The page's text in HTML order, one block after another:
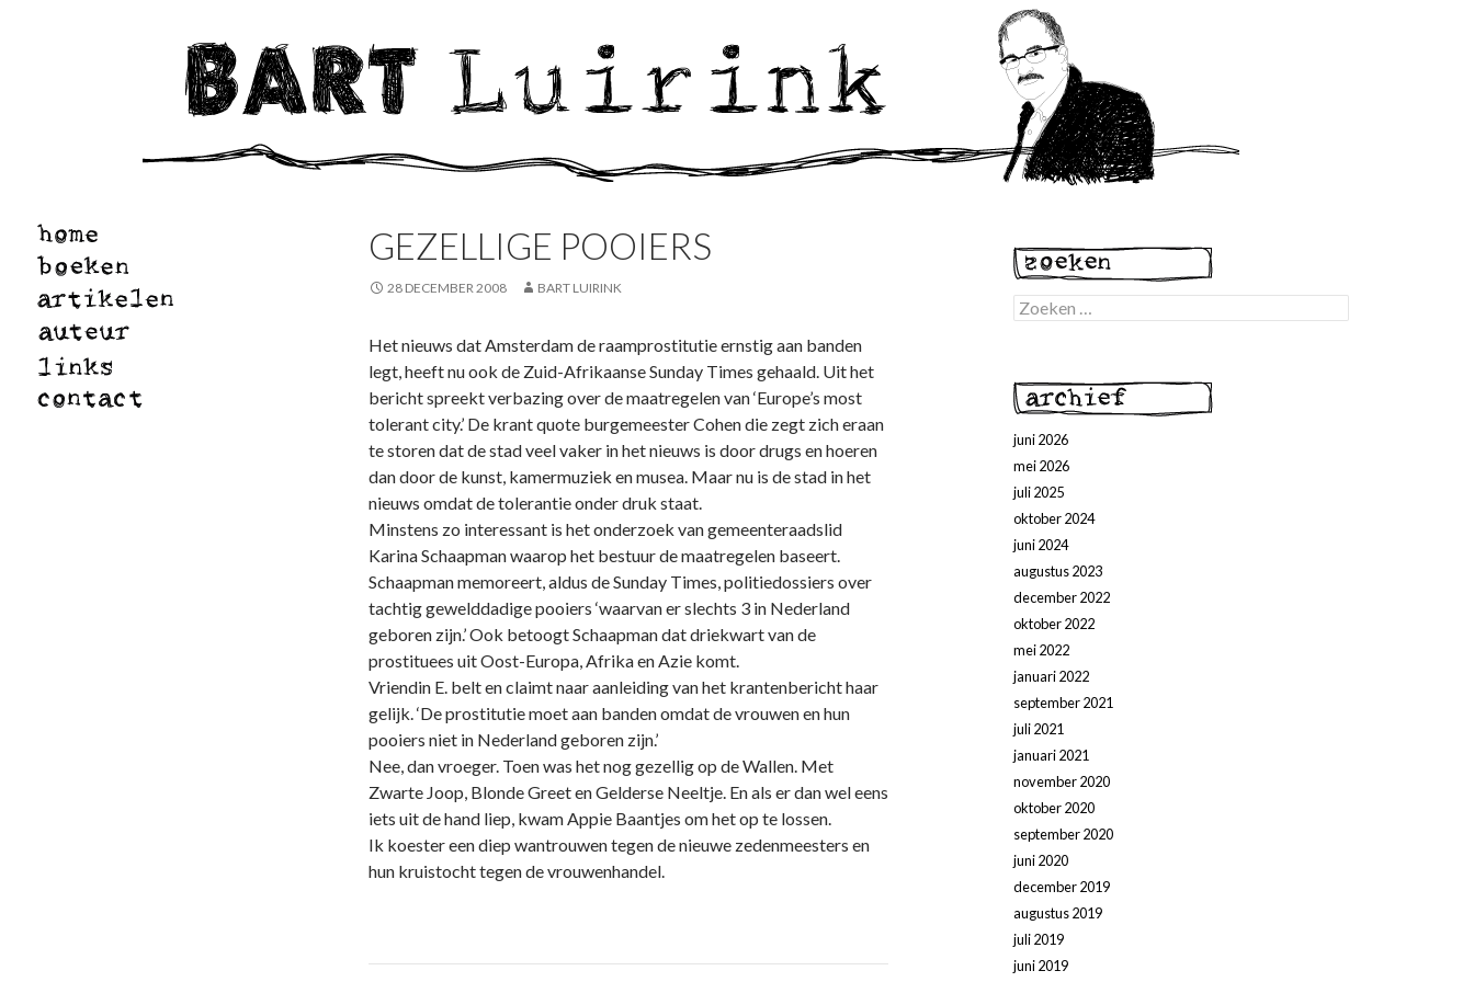
GEZELLIGE POOIERS
28 DECEMBER 2008 BART LUIRINK
Het nieuws dat Amsterdam de raamprostitutie ernstig aan banden
legt, heeft nu ook de Zuid-Afrikaanse Sunday Times gehaald. Uit het
bericht spreekt verbazing over de maatregelen van ‘Europe’s most
tolerant city.’ De krant quote burgemeester Cohen die zegt zich eraan
te storen dat de stad veel vaker in het nieuws is door drugs en hoeren
dan door de kunst, kamermuziek en musea. Maar nu is de stad in het
nieuws omdat de tolerantie onder druk staat.
Minstens zo interessant is het onderzoek van gemeenteraadslid
Karina Schaapman waarop het bestuur de maatregelen baseert.
Schaapman memoreert, aldus de Sunday Times, politiedossiers over
tachtig gewelddadige pooiers ‘waarvan er slechts 3 in Nederland
geboren zijn.’ Ook betoogt Schaapman dat driekwart van de
prostituees uit Oost-Europa, Afrika en Azie komt.
Vriendin E. belt en claimt naar aanleiding van het krantenbericht haar
gelijk. ‘De prostitutie moet aan banden omdat de vrouwen en hun
pooiers niet in Nederland geboren zijn.’
Nee, dan vroeger. Toen was het nog gezellig op de Wallen. Met
Zwarte Joop, Blonde Greet en Gelderse Neeltje. En als er dan wel eens
iets uit de hand liep, kwam Appie Baantjes om het op te lossen.
Ik koester een diep wantrouwen tegen de nieuwe zedenmeesters en
hun kruistocht tegen de vrouwenhandel.
Zoeken
naar:
juni 2026
mei 2026
juli 2025
oktober 2024
juni 2024
augustus 2023
december 2022
oktober 2022
mei 2022
januari 2022
september 2021
juli 2021
januari 2021
november 2020
oktober 2020
september 2020
juni 2020
december 2019
augustus 2019
juli 2019
juni 2019